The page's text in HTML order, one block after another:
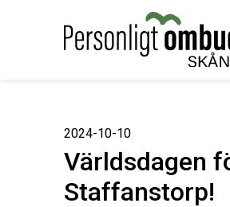
2024-10-10
Världsdagen
Staffanstorp!